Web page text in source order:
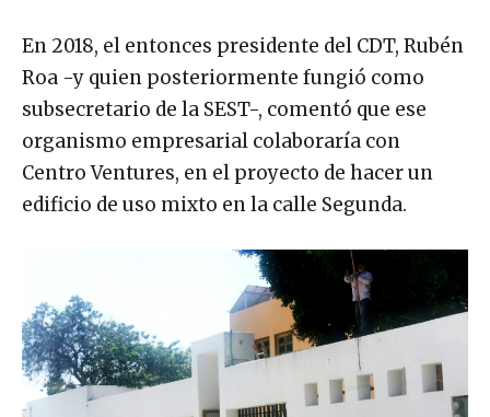
En 2018, el entonces presidente del CDT, Rubén
Roa -y quien posteriormente fungió como
subsecretario de la SEST-, comentó que ese
organismo empresarial colaboraría con
Centro Ventures, en el proyecto de hacer un
edificio de uso mixto en la calle Segunda.